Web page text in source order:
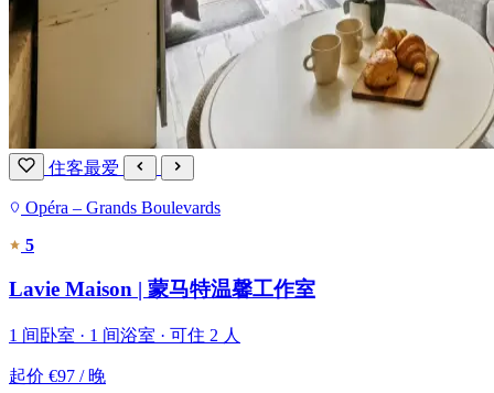
住客最爱
Opéra – Grands Boulevards
5
Lavie Maison | 蒙马特温馨工作室
1 间卧室 · 1 间浴室 · 可住 2 人
起价 €97 / 晚